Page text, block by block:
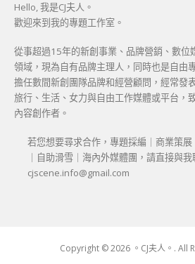
Hello, 我是CJ夫人。
歡迎來到我的專題工作室。
從事超過15年的新創事業、品牌營銷、數位
領域，現為自有品牌主理人，同時也是自由
擔任數間新創團隊品牌和經營顧問，經常發
旅行、生活、女力與自由工作媒體或平台，
內容創作者。
若您想要尋求合作，專題採編｜商業策
｜自助滑雪｜海內外媒體團，請直接與我
cjscene.info@gmail.com
Copyright © 2026 。CJ夫人。. All